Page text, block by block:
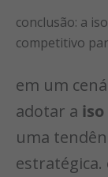
conclusão: a
competitivo
em um
adotar a
uma